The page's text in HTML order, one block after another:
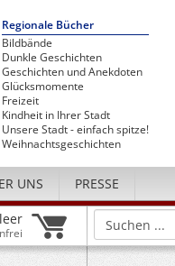
Regionale Bücher
Bildbände
Dunkle Geschichten
Geschichten und Anekdoten
Glücksmomente
Freizeit
Kindheit in Ihrer Stadt
Unsere Stadt - einfach spitze!
Weihnachtsgeschichten
UNS PRESSE